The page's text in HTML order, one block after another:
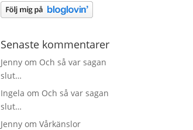
Senaste kommentarer
Jenny om Och så var sagan
slut…
Ingela om Och så var sagan
slut…
Jenny omVårkänslor